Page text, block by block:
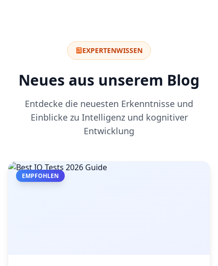
EXPERTENWISSEN
Neues aus unserem Blog
Entdecke die neuesten Erkenntnisse und
Einblicke zu Intelligenz und kognitiver
Entwicklung
EMPFOHLEN